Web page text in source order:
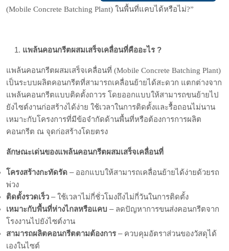
(Mobile Concrete Batching Plant) ในพื้นที่แคบได้หรือไม่?”
แพล้นคอนกรีตผสมเสร็จเคลื่อนที่คืออะไร ?
แพล้นคอนกรีตผสมเสร็จเคลื่อนที่ (Mobile Concrete Batching Plant)
เป็นระบบผลิตคอนกรีตที่สามารถเคลื่อนย้ายได้สะดวก แตกต่างจาก
แพล้นคอนกรีตแบบติดตั้งถาวร โดยออกแบบให้สามารถขนย้ายไป
ยังไซต์งานก่อสร้างได้ง่าย ใช้เวลาในการติดตั้งและรื้อถอนไม่นาน
เหมาะกับโครงการที่มีข้อจำกัดด้านพื้นที่หรือต้องการการผลิต
คอนกรีต ณ จุดก่อสร้างโดยตรง
ลักษณะเด่นของแพล้นคอนกรีตผสมเสร็จเคลื่อนที่
โครงสร้างกะทัดรัด – ออกแบบให้สามารถเคลื่อนย้ายได้ง่ายด้วยรถ
พ่วง
ติดตั้งรวดเร็ว – ใช้เวลาไม่กี่ชั่วโมงถึงไม่กี่วันในการติดตั้ง
เหมาะกับพื้นที่ห่างไกลหรือแคบ – ลดปัญหาการขนส่งคอนกรีตจาก
โรงงานไปยังไซต์งาน
สามารถผลิตคอนกรีตตามต้องการ– ควบคุมอัตราส่วนของวัสดุได้
เองในไซต์